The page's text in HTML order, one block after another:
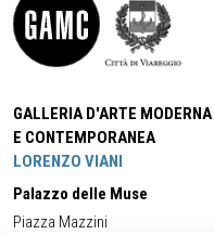
GALLERIA D'ARTE MODERNA
E CONTEMPORANEA
LORENZO VIANI
Palazzo delle Muse
Piazza Mazzini